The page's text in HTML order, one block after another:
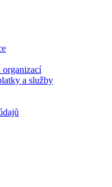
organizací
a služby